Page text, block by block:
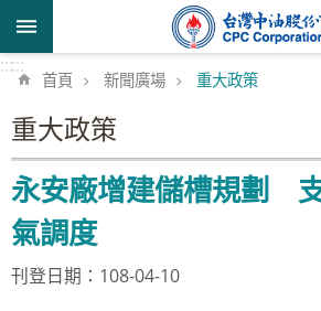
跳到主要內容區塊
::::::
首頁 新聞廣場 重大政策
重大政策
永安廠增建儲槽規劃
氣調度
刊登日期：108-04-10